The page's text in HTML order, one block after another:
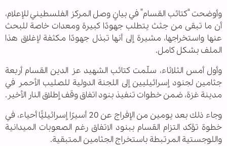
وأوضحت “كتائب القسام” في بيانٍ وصل المركز الفلسطيني للإعلام،
أن ما تبقى من جثث يتطلب جهودًا كبيرة ومعدات خاصة للبحث
عنها واستخراجها، مشيرة إلى أنها تبذل جهودًا مكثفة لإغلاق هذا
الملف بشكل كامل.
وأول أمس الثلاثاء، سلّمت كتائب الشهيد عز الدين القسام أربعة
جثامين لجنود إسرائيليين إلى اللجنة الدولية للصليب الأحمر في
مدينة غزة، ضمن خطوات تنفيذ بنود اتفاق وقف إطلاق النار الأخير.
وجاء ذلك بعد يومين من الإفراج عن 20 أسيرًا إسرائيليًّا أحياء، في
خطوة تؤكد التزام القسام ببنود الاتفاق رغم الصعوبات الميدانية
واللوجستية المرتبطة باستخراج الجثامين المتبقية.